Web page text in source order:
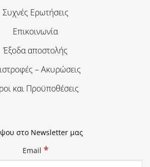
Συχνές Ερωτήσεις
Επικοινωνία
Έξοδα αποστολής
– Ακυρώσεις
και Προϋποθέσεις
στο Newsletter μας
Email *